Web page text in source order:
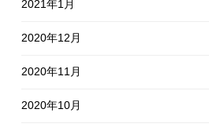
2021年1月
2020年12月
2020年11月
2020年10月